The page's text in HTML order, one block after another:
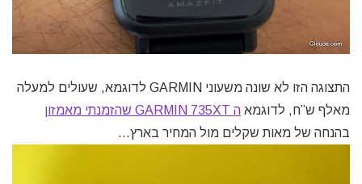
התצוגה הזו לא שונה משעוני GARMIN לדוגמא, שעולים למעלה
מאלף ש”ח, לדוגמא ה GARMIN 735XT שהזמנתי מאמזון
בהנחה של מאות שקלים מול המחיר בארץ…